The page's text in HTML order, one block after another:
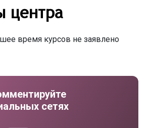
центра
время курсов не заявлено
сетях